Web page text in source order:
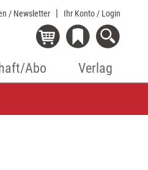
/ Newsletter Ihr Konto / Login
Abo Verlag